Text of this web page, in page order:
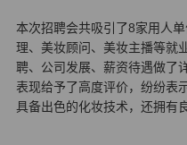
本次招聘会共吸引了8家用人
理、美妆顾问、美妆主播等就
聘、公司发展、薪资待遇做了
表现给予了高度评价，纷纷表
具备出色的化妆技术，还拥有